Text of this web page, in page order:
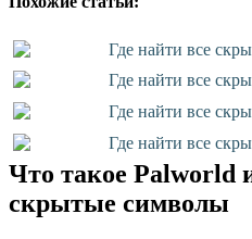
Где найти все
Где найти все
Где найти все
Где найти все
Что такое Palworld
скрытые символы